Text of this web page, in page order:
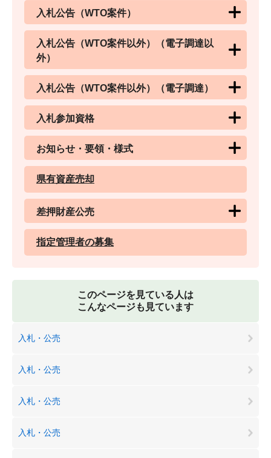
入札公告（WTO案件）
入札公告（WTO案件以外）（電子調達以
外）
入札公告（WTO案件以外）（電子調達）
入札参加資格
お知らせ・要領・様式
県有資産売却
差押財産公売
指定管理者の募集
このページを見ている人は
こんなページも見ています
入札・公売
入札・公売
入札・公売
入札・公売